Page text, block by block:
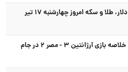
قیمت دلار، طلا و سکه امروز چهارشنبه ۱۷ تیر
ببینید؛ خلاصه بازی آرژانتین ۳ - مصر ۲ در جام